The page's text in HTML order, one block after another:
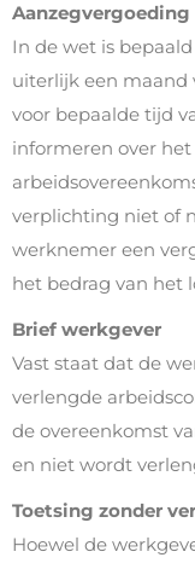
Aanzegvergoeding
In de wet is
uiterlijk een maand
voor bepaalde tijd
informeren over
verplichting niet of
werknemer een
het bedrag van het
Brief werkgever
Vast staat dat de
verlengde
de overeenkomst
en niet wordt
Toetsing zonder
Hoewel de